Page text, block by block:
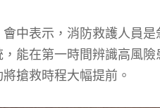
中表示，消防救護人員
能在第一時間辨識高風
搶救時程大幅提前。